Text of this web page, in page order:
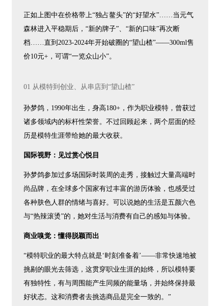
正如上图中在价格带上“独占鳌头”的“好望水”……当元气
森林进入平稳期后，“新的牌子”、“新的口味”再次断
档……直到2023-2024年开始破圈的“望山楂”——300ml售
价10元+，可谓“一览众山小”。
01 从模特到创业、从串店到“望山楂”
孙梦鸽，1990年出生，身高180+，作为职业模特，曾获过
诸多领域内的标杆性荣誉。不过回顾起来，两个层面的经
历是模特生涯带给她的最大收获。
国际视野：见过赏心悦目
孙梦鸽参加过多场国际时装周的走秀，接触过大量高端时
尚品牌，在全球多个国家有过丰富的游历体验，也感受过
各种肤色人群的情绪与喜好。可以说她的生活是五颜六色
与“热辣滚烫”的，她对生活与消费有自己的感知与体验。
商业嗅觉：懂得脱颖而出
“模特职业的最大特点就是‘时刻准备着’——非常快速地被
挑剔的眼光去筛选，这贯穿职业生涯的始终，所以模特要
有独特性，有与周围能产生同频的能量场，并始终保持最
好状态。这和消费者去挑选商品是完全一致的。”